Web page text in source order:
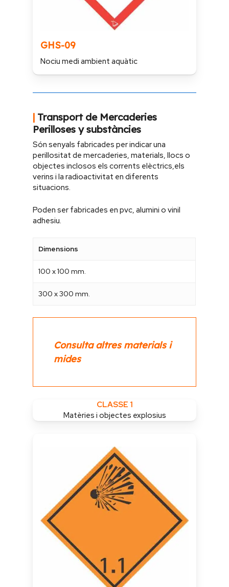
GHS-09
Nociu medi ambient aquàtic
| Transport de Mercaderies
Perilloses y substàncies
Són senyals fabricades per indicar una
perillositat de mercaderies, materials, llocs o
objectes inclosos els corrents elèctrics,els
verins i la radioactivitat en diferents
situacions.
Poden ser fabricades en pvc, alumini o vinil
adhesiu.
Dimensions
100 x 100 mm.
300 x 300 mm.
Consulta altres materials i
mides
CLASSE 1
Matèries i objectes explosius